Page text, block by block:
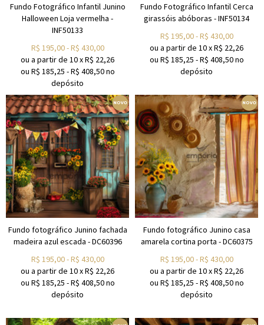
Fundo Fotográfico Infantil Junino
Halloween Loja vermelha -
INF50133
R$ 195,00-R$ 430,00
ou a partir de 10xR$ 22,26
ou R$ 185,25 -R$ 408,50no
depósito
Fundo Fotográfico Infantil Cerca
girassóis abóboras - INF50134
R$ 195,00-R$ 430,00
ou a partir de 10xR$ 22,26
ou R$ 185,25 -R$ 408,50no
depósito
Fundo fotográfico Junino fachada
madeira azul escada - DC60396
R$ 195,00-R$ 430,00
ou a partir de 10xR$ 22,26
ou R$ 185,25 -R$ 408,50no
depósito
Fundo fotográfico Junino casa
amarela cortina porta - DC60375
R$ 195,00-R$ 430,00
ou a partir de 10xR$ 22,26
ou R$ 185,25 -R$ 408,50no
depósito